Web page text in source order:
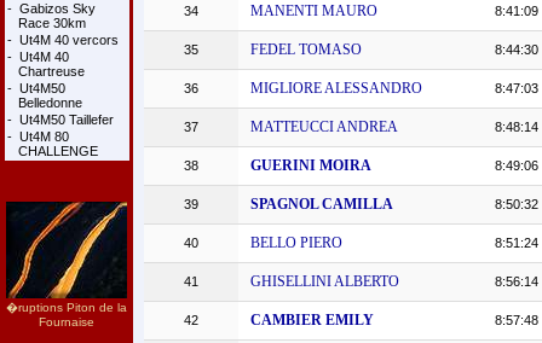
- Gabizos Sky
Race 30km
- Ut4M 40 vercors
- Ut4M 40
Chartreuse
- Ut4M50
Belledonne
- Ut4M50 Taillefer
- Ut4M 80
CHALLENGE
�ruptions Piton de la
Fournaise
34 MANENTI MAURO 8:41:09
35 FEDEL TOMASO 8:44:30
36 MIGLIORE ALESSANDRO 8:47:03
37 MATTEUCCI ANDREA 8:48:14
38 GUERINI MOIRA 8:49:06
39 SPAGNOL CAMILLA 8:50:32
40 BELLO PIERO 8:51:24
41 GHISELLINI ALBERTO 8:56:14
42 CAMBIER EMILY 8:57:48